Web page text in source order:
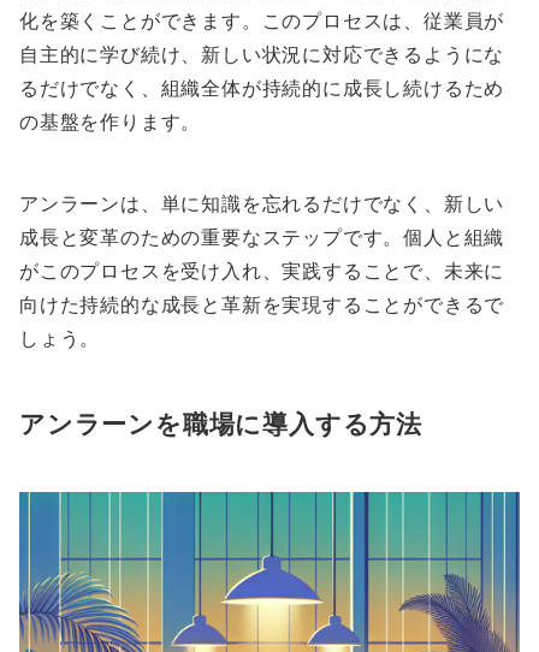
化を築くことができます。このプロセスは、従業員が
自主的に学び続け、新しい状況に対応できるようにな
るだけでなく、組織全体が持続的に成長し続けるため
の基盤を作ります。
アンラーンは、単に知識を忘れるだけでなく、新しい
成長と変革のための重要なステップです。個人と組織
がこのプロセスを受け入れ、実践することで、未来に
向けた持続的な成長と革新を実現することができるで
しょう。
アンラーンを職場に導入する方法